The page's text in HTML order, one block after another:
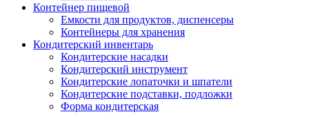
Контейнер пищевой
Емкости для продуктов, диспенсеры
Контейнеры для хранения
Кондитерский инвентарь
Кондитерские насадки
Кондитерский инструмент
Кондитерские лопаточки и шпатели
Кондитерские подставки, подложки
Форма кондитерская